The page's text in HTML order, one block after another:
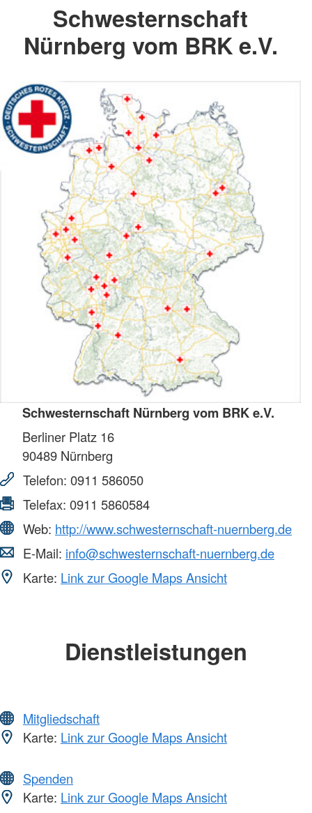
Schwesternschaft
Nürnberg vom BRK e.V.
Schwesternschaft Nürnberg vom BRK e.V.
Berliner Platz 16
90489 Nürnberg
Telefon: 0911 586050
Telefax: 0911 5860584
Web: http://www.schwesternschaft-nuernberg.de
E-Mail: info@schwesternschaft-nuernberg.de
Karte: Link zur Google Maps Ansicht
Dienstleistungen
Mitgliedschaft
Karte: Link zur Google Maps Ansicht
Spenden
Karte: Link zur Google Maps Ansicht